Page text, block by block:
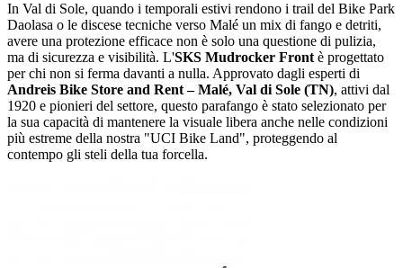
In Val di Sole, quando i temporali estivi rendono i trail del Bike Park
Daolasa o le discese tecniche verso Malé un mix di fango e detriti,
avere una protezione efficace non è solo una questione di pulizia,
ma di sicurezza e visibilità. L'SKS Mudrocker Front è progettato
per chi non si ferma davanti a nulla. Approvato dagli esperti di
Andreis Bike Store and Rent – Malé, Val di Sole (TN), attivi dal
1920 e pionieri del settore, questo parafango è stato selezionato per
la sua capacità di mantenere la visuale libera anche nelle condizioni
più estreme della nostra "UCI Bike Land", proteggendo al
contempo gli steli della tua forcella.